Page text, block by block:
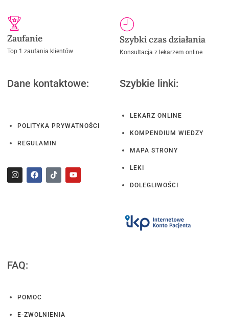
Zaufanie
Top 1 zaufania klientów
Szybki czas działania
Konsultacja z lekarzem online
Dane kontaktowe:
POLITYKA PRYWATNOŚCI
REGULAMIN
Szybkie linki:
LEKARZ ONLINE
KOMPENDIUM WIEDZY
MAPA STRONY
LEKI
DOLEGLIWOŚCI
FAQ:
POMOC
E-ZWOLNIENIA